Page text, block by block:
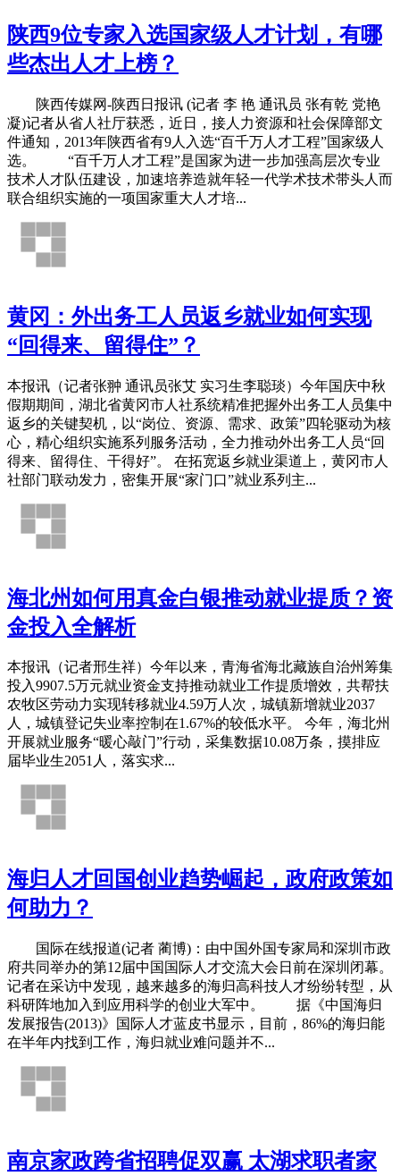
陕西9位专家入选国家级人才计划，有哪
些杰出人才上榜？
陕西传媒网-陕西日报讯 (记者 李 艳 通讯员 张有乾 党艳
凝)记者从省人社厅获悉，近日，接人力资源和社会保障部文
件通知，2013年陕西省有9人入选“百千万人才工程”国家级人
选。 “百千万人才工程”是国家为进一步加强高层次专业
技术人才队伍建设，加速培养造就年轻一代学术技术带头人而
联合组织实施的一项国家重大人才培...
黄冈：外出务工人员返乡就业如何实现
“回得来、留得住”？
本报讯（记者张翀 通讯员张艾 实习生李聪琰）今年国庆中秋
假期期间，湖北省黄冈市人社系统精准把握外出务工人员集中
返乡的关键契机，以“岗位、资源、需求、政策”四轮驱动为核
心，精心组织实施系列服务活动，全力推动外出务工人员“回
得来、留得住、干得好”。 在拓宽返乡就业渠道上，黄冈市人
社部门联动发力，密集开展“家门口”就业系列主...
海北州如何用真金白银推动就业提质？资
金投入全解析
本报讯（记者邢生祥）今年以来，青海省海北藏族自治州筹集
投入9907.5万元就业资金支持推动就业工作提质增效，共帮扶
农牧区劳动力实现转移就业4.59万人次，城镇新增就业2037
人，城镇登记失业率控制在1.67%的较低水平。 今年，海北州
开展就业服务“暖心敲门”行动，采集数据10.08万条，摸排应
届毕业生2051人，落实求...
海归人才回国创业趋势崛起，政府政策如
何助力？
国际在线报道(记者 蔺博)：由中国外国专家局和深圳市政
府共同举办的第12届中国国际人才交流大会日前在深圳闭幕。
记者在采访中发现，越来越多的海归高科技人才纷纷转型，从
科研阵地加入到应用科学的创业大军中。 据《中国海归
发展报告(2013)》国际人才蓝皮书显示，目前，86%的海归能
在半年内找到工作，海归就业难问题并不...
南京家政跨省招聘促双赢 太湖求职者家